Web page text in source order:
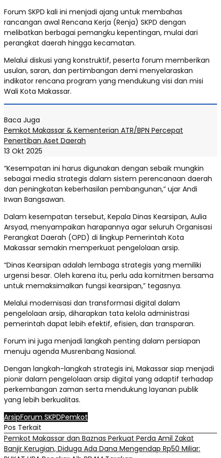
Forum SKPD kali ini menjadi ajang untuk membahas
rancangan awal Rencana Kerja (Renja) SKPD dengan
melibatkan berbagai pemangku kepentingan, mulai dari
perangkat daerah hingga kecamatan.
Melalui diskusi yang konstruktif, peserta forum memberikan
usulan, saran, dan pertimbangan demi menyelaraskan
indikator rencana program yang mendukung visi dan misi
Wali Kota Makassar.
Baca Juga
Pemkot Makassar & Kementerian ATR/BPN Percepat
Penertiban Aset Daerah
13 Okt 2025
“Kesempatan ini harus digunakan dengan sebaik mungkin
sebagai media strategis dalam sistem perencanaan daerah
dan peningkatan keberhasilan pembangunan,” ujar Andi
Irwan Bangsawan.
Dalam kesempatan tersebut, Kepala Dinas Kearsipan, Aulia
Arsyad, menyampaikan harapannya agar seluruh Organisasi
Perangkat Daerah (OPD) di lingkup Pemerintah Kota
Makassar semakin memperkuat pengelolaan arsip.
“Dinas Kearsipan adalah lembaga strategis yang memiliki
urgensi besar. Oleh karena itu, perlu ada komitmen bersama
untuk memaksimalkan fungsi kearsipan,” tegasnya.
Melalui modernisasi dan transformasi digital dalam
pengelolaan arsip, diharapkan tata kelola administrasi
pemerintah dapat lebih efektif, efisien, dan transparan.
Forum ini juga menjadi langkah penting dalam persiapan
menuju agenda Musrenbang Nasional.
Dengan langkah-langkah strategis ini, Makassar siap menjadi
pionir dalam pengelolaan arsip digital yang adaptif terhadap
perkembangan zaman serta mendukung layanan publik
yang lebih berkualitas.
ArsipForum SKPDPemkot
Pos Terkait
Pemkot Makassar dan Baznas Perkuat Perda Amil Zakat
Banjir Kerugian, Diduga Ada Dana Mengendap Rp50 Miliar: